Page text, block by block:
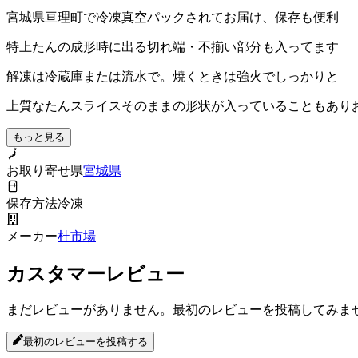
宮城県亘理町で冷凍真空パックされてお届け、保存も便利
特上たんの成形時に出る切れ端・不揃い部分も入ってます
解凍は冷蔵庫または流水で。焼くときは強火でしっかりと
上質なたんスライスそのままの形状が入っていることもあり
もっと見る
お取り寄せ県宮城県
保存方法冷凍
メーカー杜市場
カスタマーレビュー
まだレビューがありません。最初のレビューを投稿してみま
最初のレビューを投稿する